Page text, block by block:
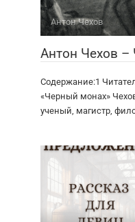
Антон Чехов
Антон Чехов
Содержание:1
«Черный монах»
ученый, магистр,